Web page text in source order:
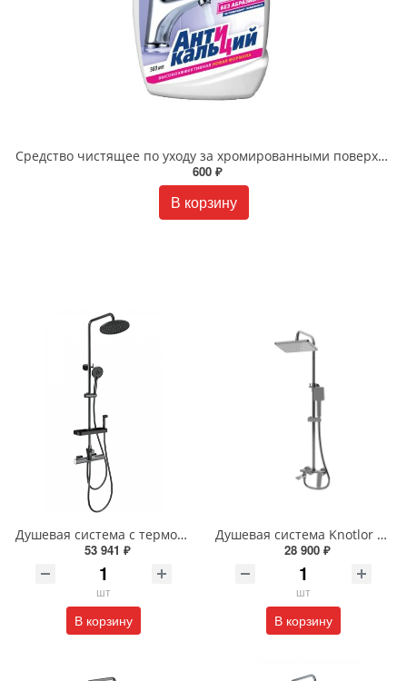
Cредство чистящее по уходу за хромированными поверхностями Lemark "АНТИКАЛЬЦИЙ", 500 мл LM8901A
600 ₽
В корзину
Душевая система с термостатом Wonzon & Woghand WW-C3017-A1-BGG темный графит
53 941 ₽
шт
В корзину
Душевая система Knotlor MUSE KN-62/GM вороненая сталь
28 900 ₽
шт
В корзину